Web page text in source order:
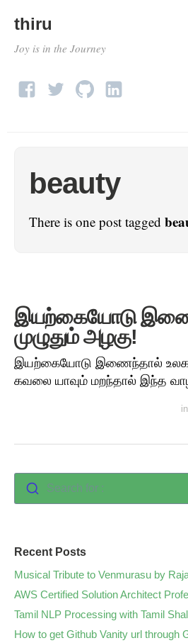
thiru
Joy is in the Journey
beauty
There is one post tagged
இயற்கையோடு
முழுதும் அழகு!
இயற்கையோடு இணைந்தால் உலகம்
கவலை யாவும் மறந்தால் இந்த
in
Search for :
Recent Posts
Musical Tribute to Venmurasu by
AWS Certified Solution Architect
Tamil NLP Processing with Tamil
How to get Github Vanity url through